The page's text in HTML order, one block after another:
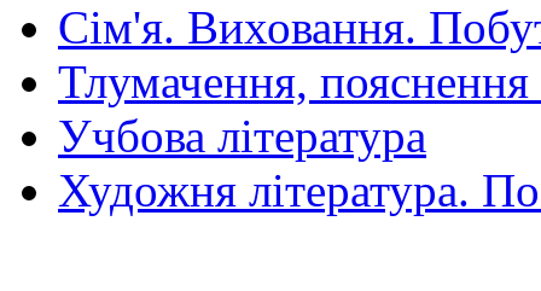
Сім'я. Виховання.
Тлумачення,
Учбова література
Художня література.